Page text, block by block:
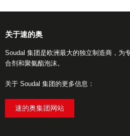
关于速的奥
Soudal 集团是欧洲最大的独立制造商，为
合剂和聚氨酯泡沫。
关于 Soudal 集团的更多信息：
速的奥集团网站